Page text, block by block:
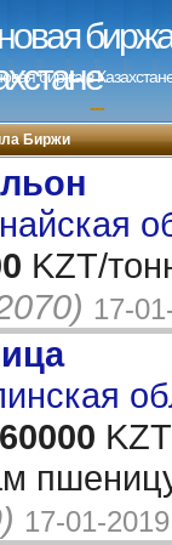
биржа в
---
Биржи
KZT/
17-
60000
17-01-2019